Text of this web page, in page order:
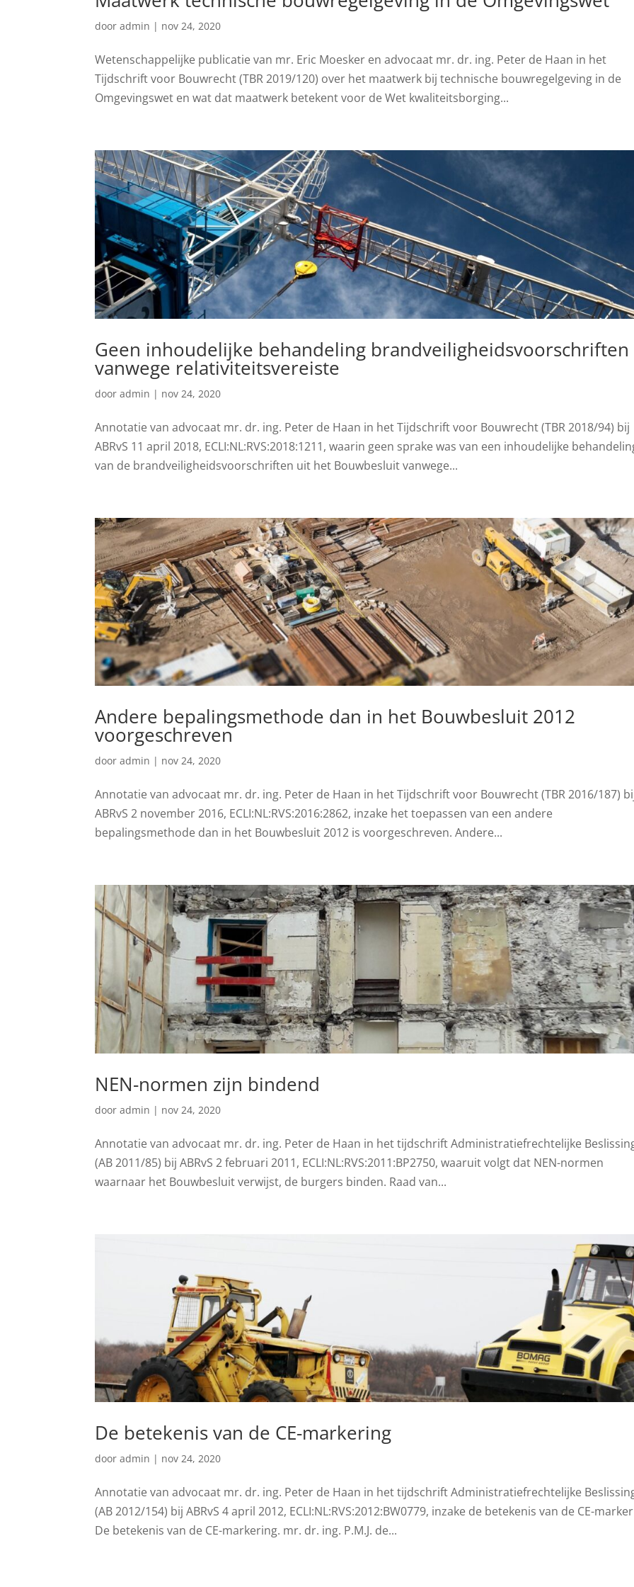
dooradmin | nov 24, 2020
Wetenschappelijke publicatie van mr. Eric Moesker en advocaat mr. dr. ing. Peter de Haan in het
Tijdschrift voor Bouwrecht (TBR 2019/120) over het maatwerk bij technische bouwregelgeving in de
Omgevingswet en wat dat maatwerk betekent voor de Wet kwaliteitsborging...
Geen inhoudelijke behandeling brandveiligheidsvoorschriften
vanwege relativiteitsvereiste
dooradmin | nov 24, 2020
Annotatie van advocaat mr. dr. ing. Peter de Haan in het Tijdschrift voor Bouwrecht (TBR 2018/94) bij
ABRvS 11 april 2018, ECLI:NL:RVS:2018:1211, waarin geen sprake was van een inhoudelijke
van de brandveiligheidsvoorschriften uit het Bouwbesluit vanwege...
Andere bepalingsmethode dan in het Bouwbesluit 2012
voorgeschreven
dooradmin | nov 24, 2020
Annotatie van advocaat mr. dr. ing. Peter de Haan in het Tijdschrift voor Bouwrecht (TBR 2016/187)
ABRvS 2 november 2016, ECLI:NL:RVS:2016:2862, inzake het toepassen van een andere
bepalingsmethode dan in het Bouwbesluit 2012 is voorgeschreven. Andere...
NEN-normen zijn bindend
dooradmin | nov 24, 2020
Annotatie van advocaat mr. dr. ing. Peter de Haan in het tijdschrift Administratiefrechtelijke
(AB 2011/85) bij ABRvS 2 februari 2011, ECLI:NL:RVS:2011:BP2750, waaruit volgt dat NEN-normen
waarnaar het Bouwbesluit verwijst, de burgers binden. Raad van...
De betekenis van de CE-markering
dooradmin | nov 24, 2020
Annotatie van advocaat mr. dr. ing. Peter de Haan in het tijdschrift Administratiefrechtelijke
(AB 2012/154) bij ABRvS 4 april 2012, ECLI:NL:RVS:2012:BW0779, inzake de betekenis van de CE-
De betekenis van de CE-markering. mr. dr. ing. P.M.J. de...